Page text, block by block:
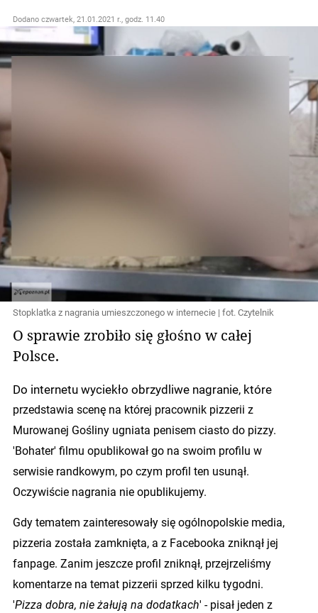
Dodano czwartek, 21.01.2021 r., godz. 11.40
Stopklatka z nagrania umieszczonego w internecie | fot. Czytelnik
O sprawie zrobiło się głośno w całej
Polsce.
Do internetu wyciekło obrzydliwe nagranie, które
przedstawia scenę na której pracownik pizzerii z
Murowanej Gośliny ugniata penisem ciasto do pizzy.
'Bohater' filmu opublikował go na swoim profilu w
serwisie randkowym, po czym profil ten usunął.
Oczywiście nagrania nie opublikujemy.
Gdy tematem zainteresowały się ogólnopolskie media,
pizzeria została zamknięta, a z Facebooka zniknął jej
fanpage. Zanim jeszcze profil zniknął, przejrzeliśmy
komentarze na temat pizzerii sprzed kilku tygodni.
'Pizza dobra, nie żałują na dodatkach' - pisał jeden z